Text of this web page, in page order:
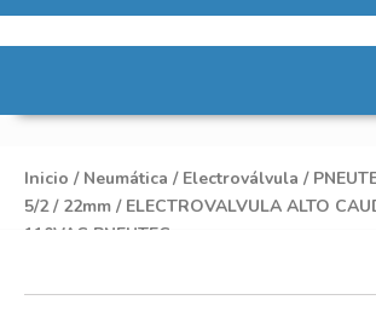
Inicio / Neumática / Electroválvula /
5/2/ 22mm / ELECTROVALVULA ALTO
110VAC PNEUTEC